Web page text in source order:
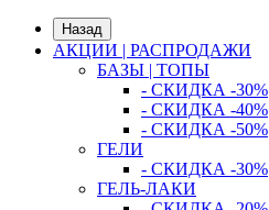
Назад
АКЦИИ | РАСПРОДАЖИ
БАЗЫ | ТОПЫ
- СКИДКА -30%
- СКИДКА -40%
- СКИДКА -50%
ГЕЛИ
- СКИДКА -30%
ГЕЛЬ-ЛАКИ